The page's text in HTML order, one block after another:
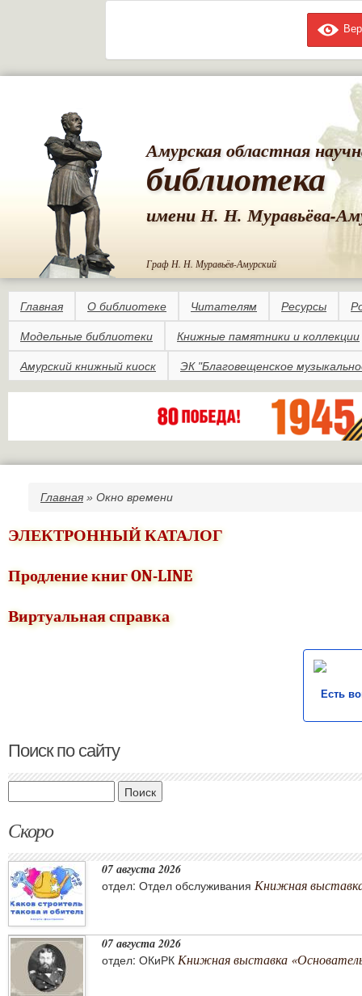
Амурская областная
библиотека
имени Н. Н. Муравьёва-
Граф Н. Н. Муравьёв-Амурский
Главная О библиотеке Читателям Ресурсы
Модельные библиотеки Книжные памятники и коллекции
Амурский книжный киоск ЭК "Благовещенское
Вы здесь
Главная » Окно времени
ЭЛЕКТРОННЫЙ КАТАЛОГ
Продление книг ON-LINE
Виртуальная справка
Есть
Поиск по сайту
Скоро
07 августа 2026
отдел: Отдел обслуживания Книжная
07 августа 2026
отдел: ОКиРК Книжная выставка «Основатель